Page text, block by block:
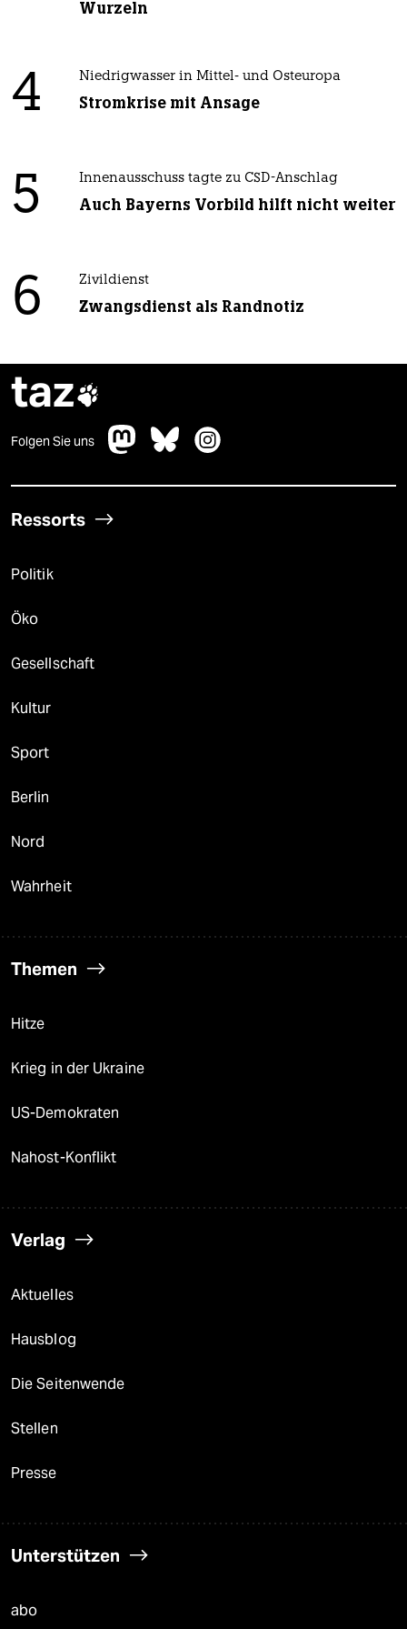
Wurzeln
4 Niedrigwasser in Mittel- und Osteuropa
Stromkrise mit Ansage
5 Innenausschuss tagte zu CSD-Anschlag
Auch Bayerns Vorbild hilft nicht weiter
6 Zivildienst
Zwangsdienst als Randnotiz
taz
Folgen Sie uns
Ressorts
Politik
Öko
Gesellschaft
Kultur
Sport
Berlin
Nord
Wahrheit
Themen
Hitze
Krieg in der Ukraine
US-Demokraten
Nahost-Konflikt
Verlag
Aktuelles
Hausblog
Die Seitenwende
Stellen
Presse
Unterstützen
abo